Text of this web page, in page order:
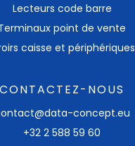
Lecteurs code barre
point de vente
caisse et périphériques
CONTACTEZ-NOUS
concept.eu
+32 2 588 59 60